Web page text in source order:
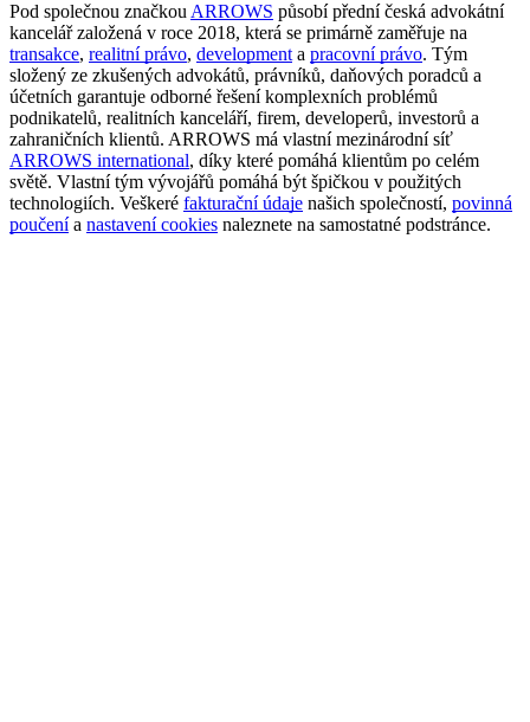
Pod společnou značkou ARROWS působí přední česká advokátní
kancelář založená v roce 2018, která se primárně zaměřuje na
transakce, realitní právo, development a pracovní právo. Tým
složený ze zkušených advokátů, právníků, daňových poradců a
účetních garantuje odborné řešení komplexních problémů
podnikatelů, realitních kanceláří, firem, developerů, investorů a
zahraničních klientů. ARROWS má vlastní mezinárodní síť
ARROWS international, díky které pomáhá klientům po celém
světě. Vlastní tým vývojářů pomáhá být špičkou v použitých
technologiích. Veškeré fakturační údaje našich společností, povinná
poučenía nastavení cookies naleznete na samostatné podstránce.